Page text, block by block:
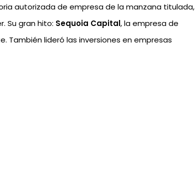
autorizada de empresa de la manzana titulada,
Su gran hito: Sequoia Capital, la empresa de
También lideró las inversiones en empresas